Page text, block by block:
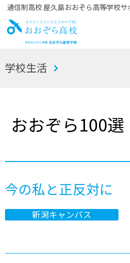
通信制高校 屋久島おおぞら高等学校
お
学校生活
おおぞら100
今の私と正反対に
新潟キャンパス